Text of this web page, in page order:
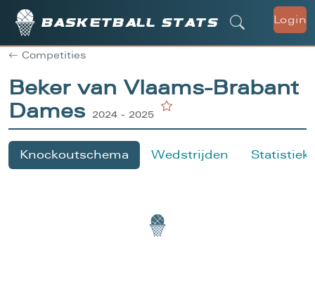
Basketball stats Login
Competities
Beker van Vlaams-Brabant
Dames
2024 - 2025
Knockoutschema Wedstrijden